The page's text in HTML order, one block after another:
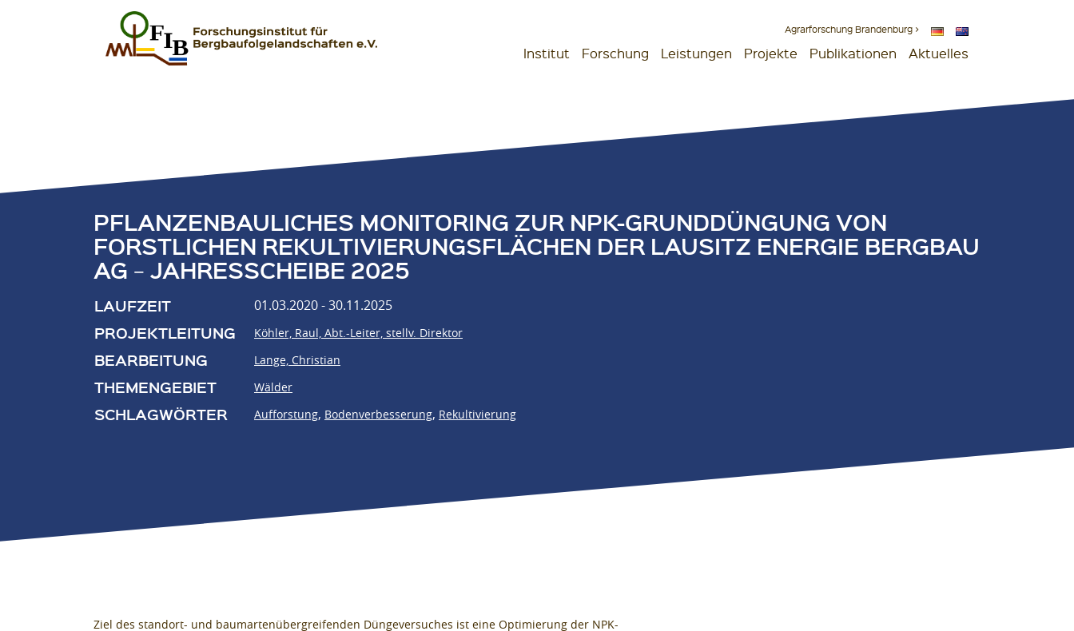
Institut Forschung Leistungen Projekte Publikationen Aktuelles
Agrarforschung Brandenburg >
PFLANZENBAULICHES MONITORING ZUR NPK-GRUNDDÜNGUNG VON
FORSTLICHEN REKULTIVIERUNGSFLÄCHEN DER LAUSITZ ENERGIE BERGBAU
AG − JAHRESSCHEIBE 2025
LAUFZEIT 01.03.2020 - 30.11.2025
PROJEKTLEITUNG Köhler, Raul, Abt.-Leiter, stellv. Direktor
BEARBEITUNG Lange, Christian
THEMENGEBIET Wälder
SCHLAGWÖRTER Aufforstung, Bodenverbesserung, Rekultivierung
Ziel des standort- und baumartenübergreifenden Düngeversuches ist eine Optimierung der NPK-